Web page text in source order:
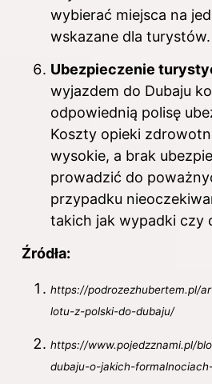
wybierać miejsca na
wskazane dla turystów.
Ubezpieczenie
wyjazdem do Dubaju
odpowiednią polisę
Koszty opieki
wysokie, a brak
prowadzić do
przypadku
takich jak wypadki czy
Źródła:
https://podrozezhubertem.pl/
lotu-z-polski-do-dubaju/
https://www.pojedzznami.pl/
dubaju-o-jakich-